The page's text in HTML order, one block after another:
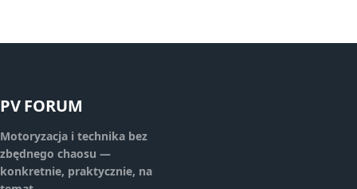
PV FORUM
Motoryzacja i technika bez
zbędnego chaosu —
konkretnie, praktycznie, na